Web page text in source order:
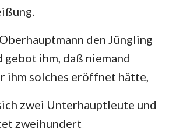
den Jüngling
gebot ihm, daß niemand
ihm solches eröffnet hätte,
zwei Unterhauptleute und
zweihundert